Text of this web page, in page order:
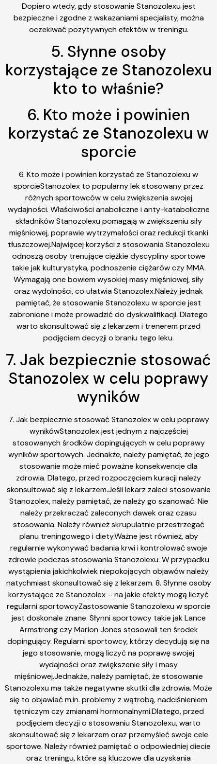
Dopiero wtedy, gdy stosowanie Stanozolexu jest
bezpieczne i zgodne z wskazaniami specjalisty, można
oczekiwać pozytywnych efektów w treningu.
5. Słynne osoby
korzystające ze Stanozolexu
kto to właśnie?
6. Kto może i powinien
korzystać ze Stanozolexu w
sporcie
6. Kto może i powinien korzystać ze Stanozolexu w
sporcieStanozolex to popularny lek stosowany przez
różnych sportowców w celu zwiększenia swojej
wydajności. Właściwości anaboliczne i anty-kataboliczne
składników Stanozolexu pomagają w zwiększeniu siły
mięśniowej, poprawie wytrzymałości oraz redukcji tkanki
tłuszczowej.Najwięcej korzyści z stosowania Stanozolexu
odnoszą osoby trenujące ciężkie dyscypliny sportowe
takie jak kulturystyka, podnoszenie ciężarów czy MMA.
Wymagają one bowiem wysokiej masy mięśniowej, siły
oraz wydolności, co ułatwia Stanozolex.Należy jednak
pamiętać, że stosowanie Stanozolexu w sporcie jest
zabronione i może prowadzić do dyskwalifikacji. Dlatego
warto skonsultować się z lekarzem i trenerem przed
podjęciem decyzji o braniu tego leku.
7. Jak bezpiecznie stosować
Stanozolex w celu poprawy
wyników
7. Jak bezpiecznie stosować Stanozolex w celu poprawy
wynikówStanozolex jest jednym z najczęściej
stosowanych środków dopingujących w celu poprawy
wyników sportowych. Jednakże, należy pamiętać, że jego
stosowanie może mieć poważne konsekwencje dla
zdrowia. Dlatego, przed rozpoczęciem kuracji należy
skonsultować się z lekarzem.Jeśli lekarz zaleci stosowanie
Stanozolex, należy pamiętać, że należy go szanować. Nie
należy przekraczać zaleconych dawek oraz czasu
stosowania. Należy również skrupulatnie przestrzegać
planu treningowego i diety.Ważne jest również, aby
regularnie wykonywać badania krwi i kontrolować swoje
zdrowie podczas stosowania Stanozolexu. W przypadku
wystąpienia jakichkolwiek niepokojących objawów należy
natychmiast skonsultować się z lekarzem. 8. Słynne osoby
korzystające ze Stanozolex – na jakie efekty mogą liczyć
regularni sportowcyZastosowanie Stanozolexu w sporcie
jest doskonale znane. Słynni sportowcy takie jak Lance
Armstrong czy Marion Jones stosowali ten środek
dopingujący. Regularni sportowcy, którzy decydują się na
jego stosowanie, mogą liczyć na poprawę swojej
wydajności oraz zwiększenie siły i masy
mięśniowej.Jednakże, należy pamiętać, że stosowanie
Stanozolexu ma także negatywne skutki dla zdrowia. Może
się to objawiać m.in. problemy z wątrobą, nadciśnieniem
tętniczym czy zmianami hormonalnymi.Dlatego, przed
podjęciem decyzji o stosowaniu Stanozolexu, warto
skonsultować się z lekarzem oraz przemyśleć swoje cele
sportowe. Należy również pamiętać o odpowiedniej diecie
oraz treningu, które są kluczowe dla uzyskania